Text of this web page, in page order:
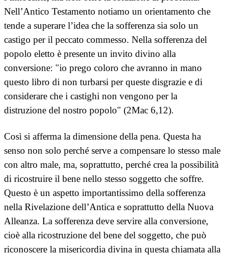
Nell’Antico Testamento notiamo un orientamento che
tende a superare l’idea che la sofferenza sia solo un
castigo per il peccato commesso. Nella sofferenza del
popolo eletto è presente un invito divino alla
conversione: "io prego coloro che avranno in mano
questo libro di non turbarsi per queste disgrazie e di
considerare che i castighi non vengono per la
distruzione del nostro popolo" (2Mac 6,12).
Così si afferma la dimensione della pena. Questa ha
senso non solo perché serve a compensare lo stesso male
con altro male, ma, soprattutto, perché crea la possibilità
di ricostruire il bene nello stesso soggetto che soffre.
Questo è un aspetto importantissimo della sofferenza
nella Rivelazione dell’Antica e soprattutto della Nuova
Alleanza. La sofferenza deve servire alla conversione,
cioè alla ricostruzione del bene del soggetto, che può
riconoscere la misericordia divina in questa chiamata alla